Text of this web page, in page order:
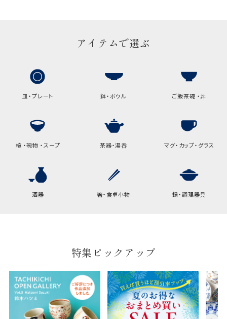
の商品は、ギフト袋にお入れい
手提袋はお付けできません。
ご注文時に、ご希望枚数をご記入ください。
A:京名所 袋
高さ
32.5cm
横
22cm
サイズ
高さ
40cm
横
30cm
幅
14cm
アイテムで選ぶ
皿・プレート 鉢・ボウル ご飯茶碗 ・丼
椀 ・碗物 ・スープ 茶器・湯呑 マグ・カップ・グラス
酒器 箸・食卓小物 鍋・調理器具
特集ピックアップ